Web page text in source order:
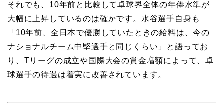
それでも、10年前と比較して卓球界全体の年俸水準が
大幅に上昇しているのは確かです。水谷選手自身も
「10年前、全日本で優勝していたときの給料は、今の
ナショナルチーム中堅選手と同じくらい」と語ってお
り、Tリーグの成立や国際大会の賞金増額によって、卓
球選手の待遇は着実に改善されています。